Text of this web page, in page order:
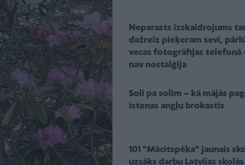
Neparasts izskaidrojums
dažreiz pieķeram sevi,
vecas fotogrāfijas telefonā
nav nostalģija
Soli pa solim – kā mājās
īstenas angļu brokastis
101 "Mācītspēka" jaunais
uzsāks darbu Latvijas